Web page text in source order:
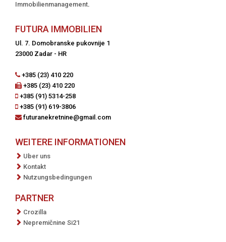
Immobilienmanagement.
FUTURA IMMOBILIEN
Ul. 7. Domobranske pukovnije 1
23000 Zadar - HR
+385 (23) 410 220
+385 (23) 410 220
+385 (91) 5314-258
+385 (91) 619-3806
futuranekretnine@gmail.com
WEITERE INFORMATIONEN
Uber uns
Kontakt
Nutzungsbedingungen
PARTNER
Crozilla
Nepremičnine Si21